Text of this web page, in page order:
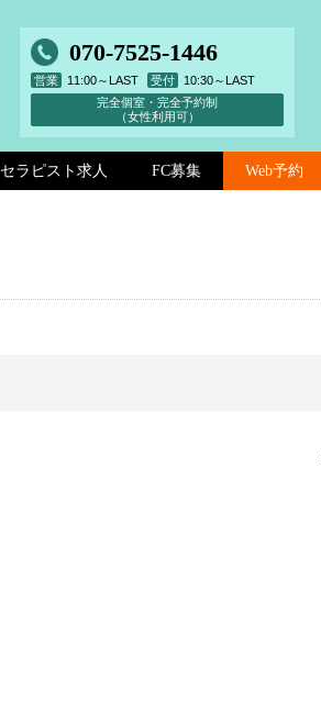
070-7525-1446
営業 11:00～LAST 受付
10:30～LAST
完全個室・完全予約制
（女性利用可）
セラピスト求人 FC募集 Web予約